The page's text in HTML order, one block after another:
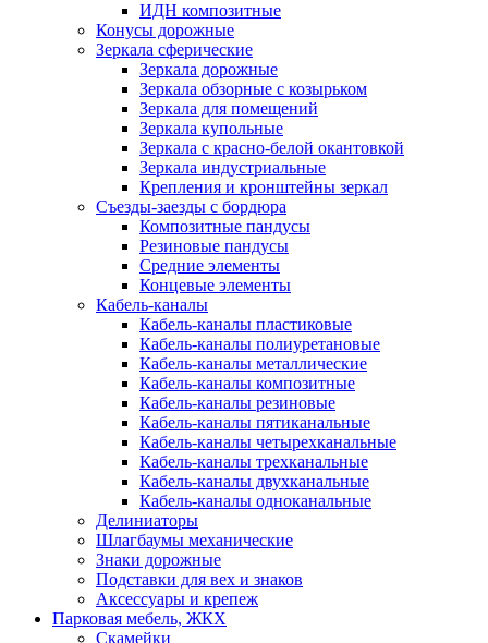
ИДН композитные
Конусы дорожные
Зеркала сферические
Зеркала дорожные
Зеркала обзорные с козырьком
Зеркала для помещений
Зеркала купольные
Зеркала с красно-белой окантовкой
Зеркала индустриальные
Крепления и кронштейны зеркал
Съезды-заезды с бордюра
Композитные пандусы
Резиновые пандусы
Средние элементы
Концевые элементы
Кабель-каналы
Кабель-каналы пластиковые
Кабель-каналы полиуретановые
Кабель-каналы металлические
Кабель-каналы композитные
Кабель-каналы резиновые
Кабель-каналы пятиканальные
Кабель-каналы четырехканальные
Кабель-каналы трехканальные
Кабель-каналы двухканальные
Кабель-каналы одноканальные
Делиниаторы
Шлагбаумы механические
Знаки дорожные
Подставки для вех и знаков
Аксессуары и крепеж
Парковая мебель, ЖКХ
Скамейки